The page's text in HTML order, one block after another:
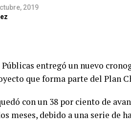
2019
entregó un nuevo
que forma parte del Plan
con un 38 por ciento de
meses, debido a una serie de